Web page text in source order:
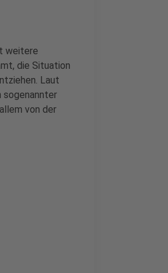
weitere
die Situation
Laut
sogenannter
von der